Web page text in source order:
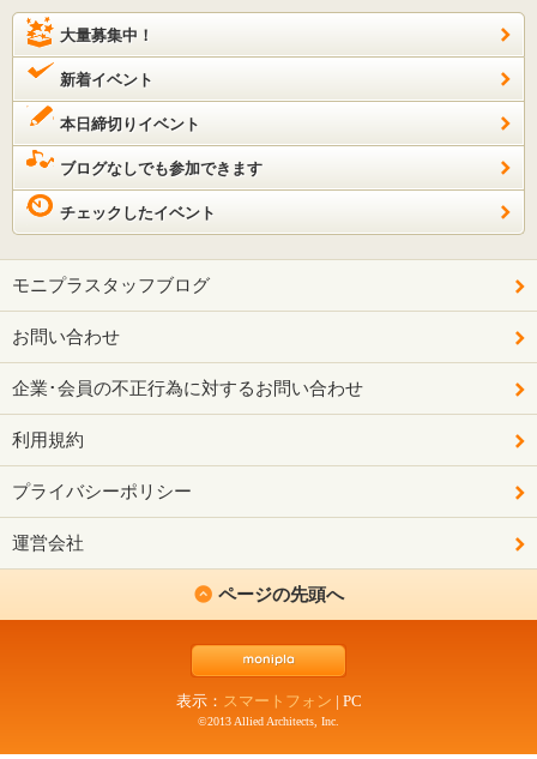
大量募集中！
新着イベント
本日締切りイベント
ブログなしでも参加できます
チェックしたイベント
モニプラスタッフブログ
お問い合わせ
企業･会員の不正行為に対するお問い合わせ
利用規約
プライバシーポリシー
運営会社
ページの先頭へ
表示： スマートフォン | PC
©2013 Allied Architects, Inc.